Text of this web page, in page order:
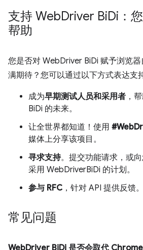
支持 WebDriver BiDi：
帮助
您是否对 WebDriver BiDi 赋予浏览
满期待？您可以通过以下方式表达支
成为早期测试人员和采用者 ，
BiDi 的未来。
让全世界都知道！使用
媒体上分享该项目。
寻求支持。提交功能请求，或
采用 WebDriverBiDi 的计划。
参与 RFC ，针对 API 提供反馈。
常见问题
WebDriver BiDi 是否会取代